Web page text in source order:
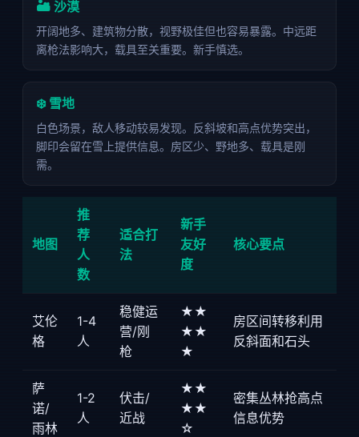
🏜️ 沙漠
开阔地多、建筑物分散，视野极佳但也容易暴露。中远距
离枪法影响大，载具至关重要。新手慎选。
❄️ 雪地
白色场景，敌人移动较易发现。反斜坡和高点优势突出，
脚印会留在雪上提供信息。房区少、野地多、载具是刚
需。
地图
推
荐
人
数
适合打
法
新手
友好
度
核心要点
艾伦
格
1-4
人
稳健运
营/刚
枪
★★
★★
★
房区间转移利用
反斜面和石头
萨
诺/
雨林
1-2
人
伏击/
近战
★★
★★
☆
密集丛林抢高点
信息优势